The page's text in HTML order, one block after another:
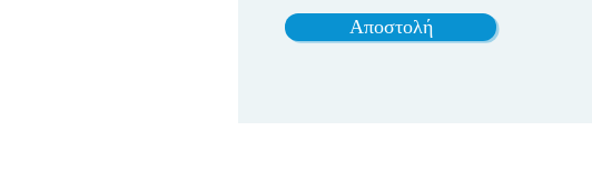
Αποστολή